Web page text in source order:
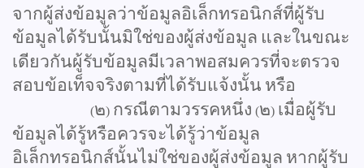
จากผู้ส่งข้อมูลว่าข้อมูลอิเล็กทรอนิกส์ที่ผู้รับ
ข้อมูลได้รับนั้นมิใช่ของผู้ส่งข้อมูล และในขณะ
เดียวกันผู้รับข้อมูลมีเวลาพอสมควรที่จะตรวจ
สอบข้อเท็จจริงตามที่ได้รับแจ้งนั้น หรือ
(๒) กรณีตามวรรคหนึ่ง (๒) เมื่อผู้รับ
ข้อมูลได้รู้หรือควรจะได้รู้ว่าข้อมูล
อิเล็กทรอนิกส์นั้นไม่ใช่ของผู้ส่งข้อมูล หากผู้รับ